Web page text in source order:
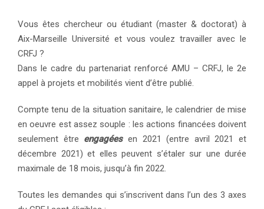
Vous êtes chercheur ou étudiant (master & doctorat) à
Aix-Marseille Université et vous voulez travailler avec le
CRFJ ?
Dans le cadre du partenariat renforcé AMU – CRFJ, le 2e
appel à projets et mobilités vient d’être publié.
Compte tenu de la situation sanitaire, le calendrier de mise
en oeuvre est assez souple : les actions financées doivent
seulement être engagéesen 2021 (entre avril 2021 et
décembre 2021) et elles peuvent s’étaler sur une durée
maximale de 18 mois, jusqu’à fin 2022.
Toutes les demandes qui s’inscrivent dans l’un des 3 axes